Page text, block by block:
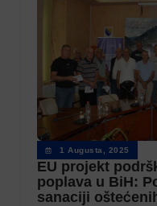
1 Augusta, 2025
EU projekt
poplava u BiH:
sanaciji